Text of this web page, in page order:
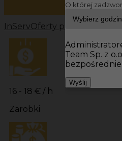
InServOferty pracy
16 - 18 € / h
Zarobki
O której
Team Sp. z
Wyślij